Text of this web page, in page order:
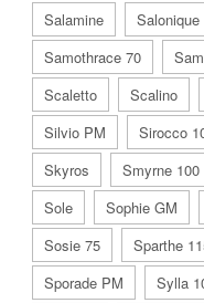
Salamine
Salonique
Samothrace 70
Scaletto
Scalino
Silvio PM
Sirocco
Skyros
Smyrne 100
Sole
Sophie GM
Sosie 75
Sparthe
Sporade PM
Sylla